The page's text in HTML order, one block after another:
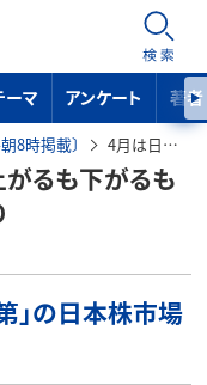
検索
ーマ アンケート 著者
8時掲載〕 4月は日銀のETF買いなし。上がるも下がるも外国人次第の日本株に逆戻り
るも下がるも
」の日本株市場